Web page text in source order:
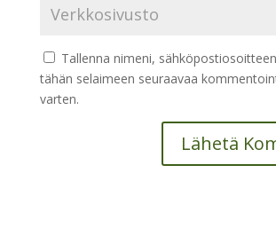
Tallenna nimeni,
tähän selaimeen seuraavaa
varten.